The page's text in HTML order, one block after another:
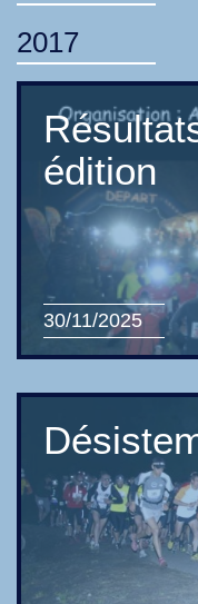
2017
édition
30/11/2025